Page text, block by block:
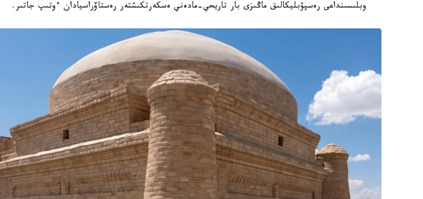
وبلىسىنداعى رەسپۋبليكالىق ماڭىزى بار تاريحي-مادەني ەسكەرتكىشتەر رەستاۆراسيادان ءوتىپ جاتىر.